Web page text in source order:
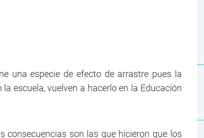
una especie de efecto de arrastre pues la
escuela, vuelven a hacerlo en la Educación
consecuencias son las que hicieron que los